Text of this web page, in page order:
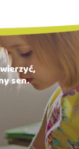
sen.